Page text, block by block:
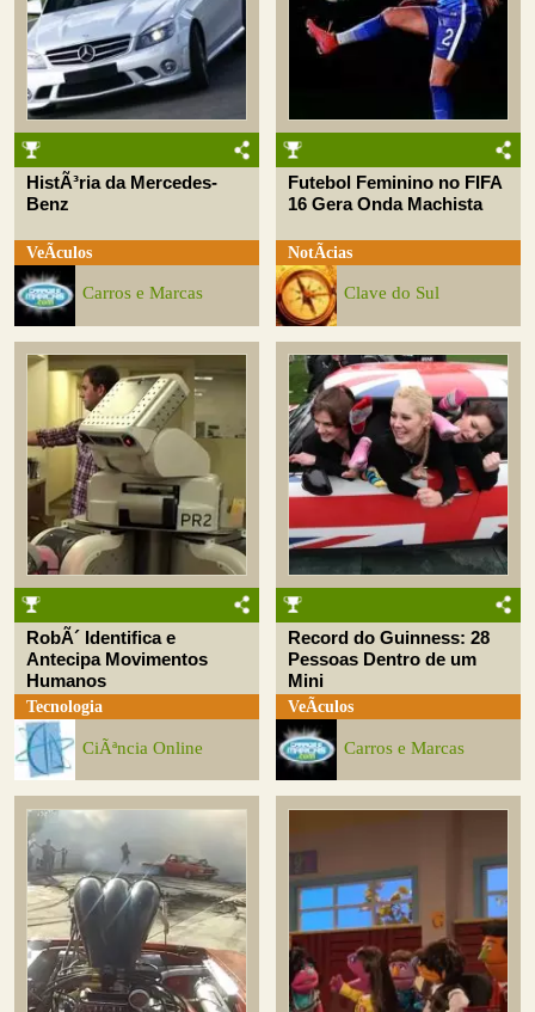
HistÃ³ria da Mercedes-
Benz
VeÃ­culos
Carros e Marcas
Futebol Feminino no FIFA
16 Gera Onda Machista
NotÃ­cias
Clave do Sul
RobÃ´ Identifica e
Antecipa Movimentos
Humanos
Tecnologia
CiÃªncia Online
Record do Guinness: 28
Pessoas Dentro de um
Mini
VeÃ­culos
Carros e Marcas